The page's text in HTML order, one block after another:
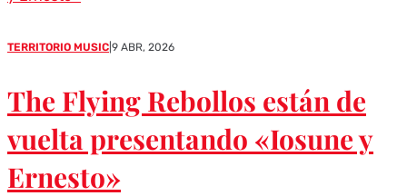
TERRITORIO MUSIC 9 ABR, 2026
The Flying Rebollos están de
vuelta presentando «Iosune y
Ernesto»